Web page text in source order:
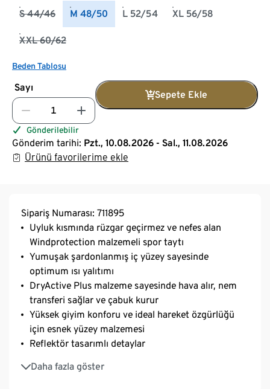
S 44/46 M 48/50 L 52/54 XL 56/58
XXL 60/62
Beden Tablosu
Sayı
Sepete Ekle
Gönderilebilir
Gönderim tarihi: Pzt., 10.08.2026 - Sal., 11.08.2026
Ürünü favorilerime ekle
Sipariş Numarası: 711895
Uyluk kısmında rüzgar geçirmez ve nefes alan
Windprotection malzemeli spor taytı
Yumuşak şardonlanmış iç yüzey sayesinde
optimum ısı yalıtımı
DryActive Plus malzeme sayesinde hava alır, nem
transferi sağlar ve çabuk kurur
Yüksek giyim konforu ve ideal hareket özgürlüğü
için esnek yüzey malzemesi
Reflektör tasarımlı detaylar
Daha fazla göster
Bağcıklı elastik bel bandı
Fermuarlı arka cep